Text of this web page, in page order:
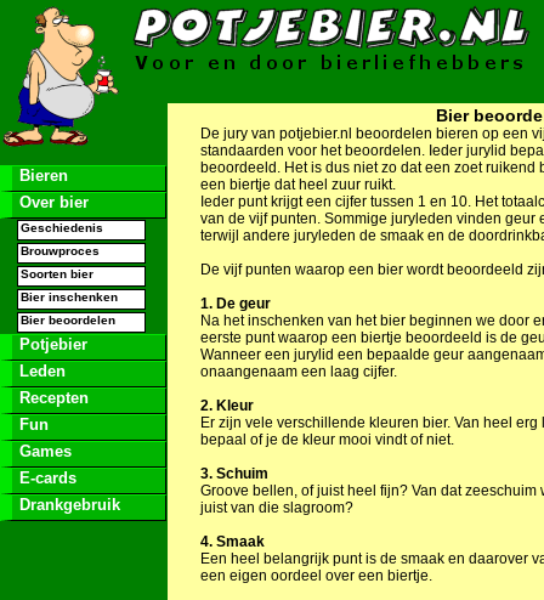
Bieren
Over bier
Geschiedenis
Brouwproces
Soorten bier
Bier inschenken
Bier beoordelen
Potjebier
Leden
Recepten
Fun
Games
E-cards
Drankgebruik
Bier
De jury van potjebier.nl beoordelen bieren op een
standaarden voor het beoordelen. Ieder jurylid
beoordeeld. Het is dus niet zo dat een zoet
een biertje dat heel zuur ruikt.
Ieder punt krijgt een cijfer tussen 1 en 10. Het
van de vijf punten. Sommige juryleden vinden
terwijl andere juryleden de smaak en de
De vijf punten waarop een bier wordt beoordeeld
1. De geur
Na het inschenken van het bier beginnen we door
eerste punt waarop een biertje beoordeeld is de
Wanneer een jurylid een bepaalde geur
onaangenaam een laag cijfer.
2. Kleur
Er zijn vele verschillende kleuren bier. Van heel
bepaal of je de kleur mooi vindt of niet.
3. Schuim
Groove bellen, of juist heel fijn? Van dat
juist van die slagroom?
4. Smaak
Een heel belangrijk punt is de smaak en daarover
een eigen oordeel over een biertje.